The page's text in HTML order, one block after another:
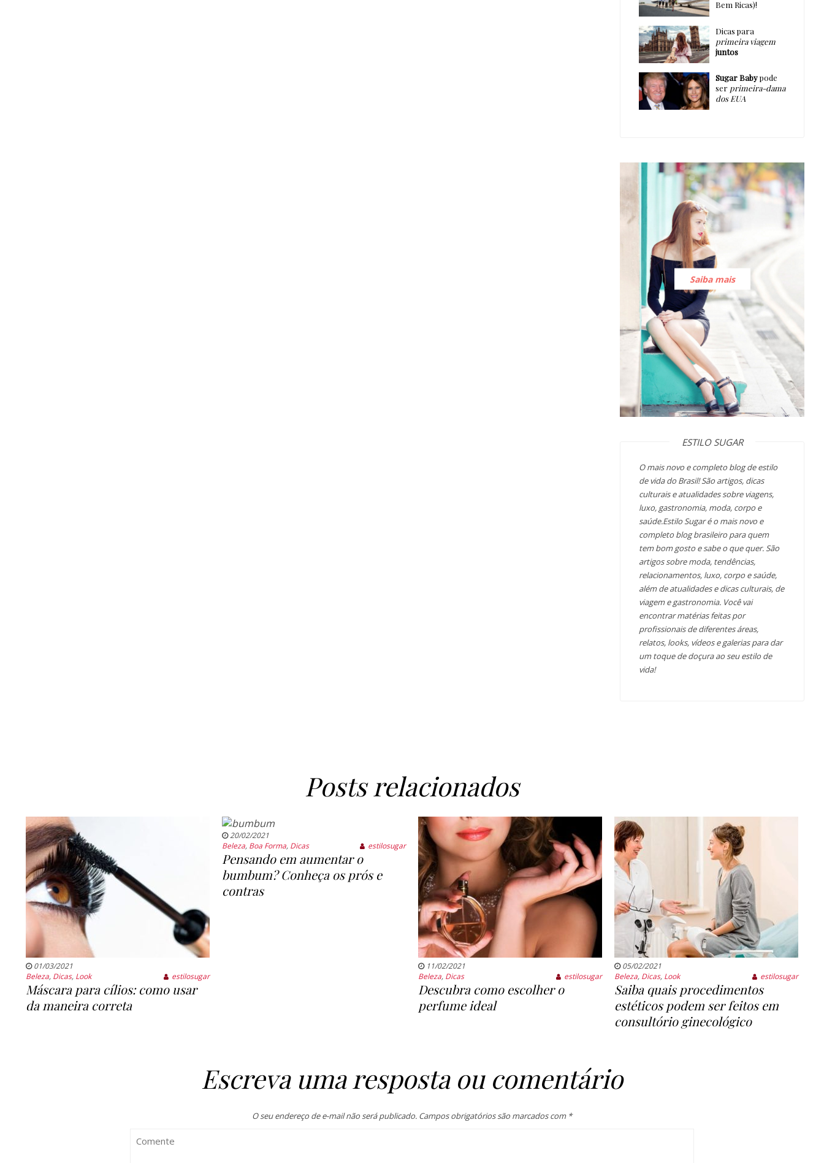
Bem Ricas)!
Dicas para
primeira viagem
juntos
Sugar Babypode
ser primeira-dama
dos EUA
Saiba mais
ESTILO SUGAR
O mais novo e completo blog de estilo
de vida do Brasil! São artigos, dicas
culturais e atualidades sobre viagens,
luxo, gastronomia, moda, corpo e
saúde.Estilo Sugar é o mais novo e
completo blog brasileiro para quem
tem bom gosto e sabe o que quer. São
artigos sobre moda, tendências,
relacionamentos, luxo, corpo e saúde,
além de atualidades e dicas culturais, de
viagem e gastronomia. Você vai
encontrar matérias feitas por
profissionais de diferentes áreas,
relatos, looks, vídeos e galerias para dar
um toque de doçura ao seu estilo de
vida!
Posts relacionados
01/03/2021
Beleza, Dicas, Look estilosugar
Máscara para cílios: como usar
da maneira correta
20/02/2021
Beleza, Boa Forma, Dicas estilosugar
Pensando em aumentar o
bumbum? Conheça os prós e
contras
11/02/2021
Beleza, Dicas estilosugar
Descubra como escolher o
perfume ideal
05/02/2021
Beleza, Dicas, Look estilosugar
Saiba quais procedimentos
estéticos podem ser feitos em
consultório ginecológico
Escreva uma resposta ou comentário
O seu endereço de e-mail não será publicado. Campos obrigatórios são marcados com *